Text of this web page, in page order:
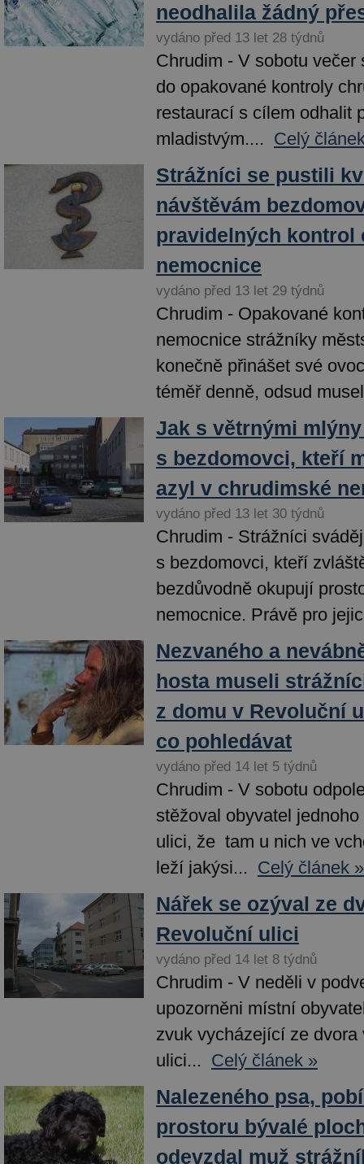
neodhalila žádný
vydáno před 13 let 28 týdnů
Chrudim - V sobotu večer
do opakované kontroly
restaurací s cílem odhalit
mladistvým.... Celý
Strážníci se pustili
návštěvám
pravidelných kontrol
nemocnice
vydáno před 13 let 29 týdnů
Chrudim - Opakované
nemocnice strážníky
konečně přinášet své
téměř denně, odsud
Jak s větrnými
s bezdomovci, kteří
azyl v chrudimské
vydáno před 13 let 30 týdnů
Chrudim - Strážníci
s bezdomovci, kteří
bezdůvodně okupují
nemocnice. Právě pro
Nezvaného a
hosta museli
z domu v Revoluční
co pohledávat
vydáno před 14 let 5 týdnů
Chrudim - V sobotu
stěžoval obyvatel
ulici, že tam u nich ve
leží jakýsi... Celý článek »
Nářek se ozýval ze
Revoluční ulici
vydáno před 14 let 8 týdnů
Chrudim - V neděli v
upozorněni místní
zvuk vycházející ze dvora
ulici... Celý článek »
Nalezeného psa,
prostoru bývalé
odevzdal muž